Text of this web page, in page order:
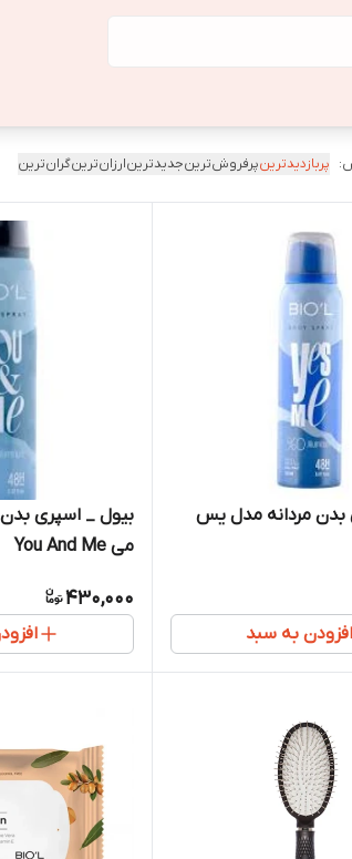
پربازدیدترینپرفروش‌ترینجدیدترینارزان‌ترینگران‌ترین
بدن مردانه مدل یس
افزودن به سبد
بیول _ اسپری بدن
می You And Me
430,000